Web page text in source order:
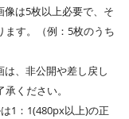
は5枚以上必要で、そ
ます。（例：5枚のうち
、非公開や差し戻し
ください。
1：1(480px以上)の正